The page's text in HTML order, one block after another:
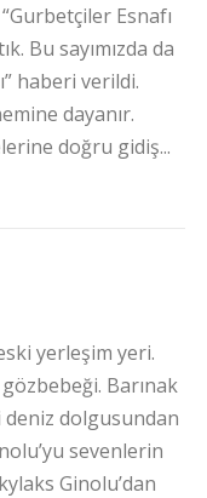
Esnafı
Bu sayımızda da
haberi verildi.
dayanır.
doğru gidiş...
yerleşim yeri.
Barınak
deniz dolgusundan
sevenlerin
Ginolu’dan